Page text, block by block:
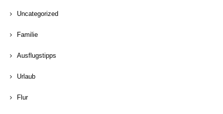
Uncategorized
Familie
Ausflugstipps
Urlaub
Flur